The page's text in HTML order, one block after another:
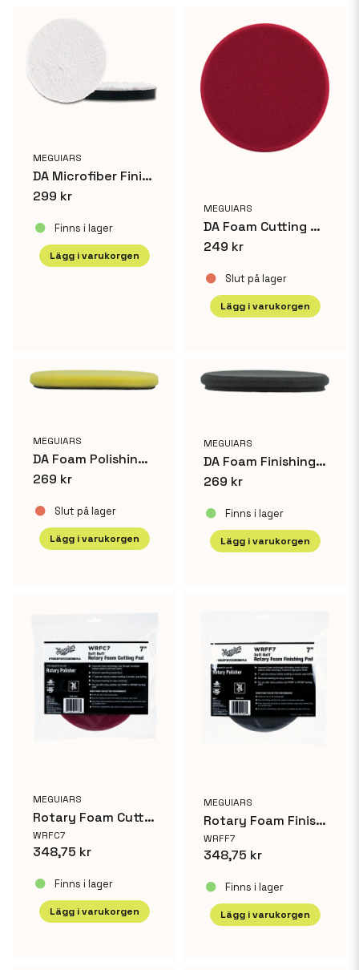
Ja, ni får publicera min fråga
MEGUIARS
DA Microfiber Finishing Pad 2-pack - 3
299 kr
Finns i lager
Lägg i varukorgen
MEGUIARS
DA Foam Cutting Disc - 6
249 kr
Slut på lager
Lägg i varukorgen
MEGUIARS
DA Foam Polishing Disc - 6
269 kr
Slut på lager
Lägg i varukorgen
MEGUIARS
DA Foam Finishing Disc - 6
269 kr
Finns i lager
Lägg i varukorgen
MEGUIARS
Rotary Foam Cutting Pad 7'
WRFC7
348,75 kr
Finns i lager
Lägg i varukorgen
MEGUIARS
Rotary Foam Finishing Pad 7'
WRFF7
348,75 kr
Finns i lager
Lägg i varukorgen